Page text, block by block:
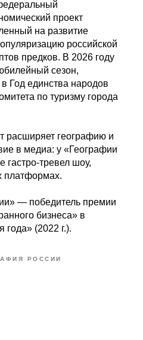
проект
на развитие
российской
предков. В 2026 году
сезон,
Год единства народов
по туризму города
расширяет географию и
в медиа: у «Географии
гастро-тревел шоу,
— победитель премии
бизнеса» в
(2022 г.).
РОССИИ